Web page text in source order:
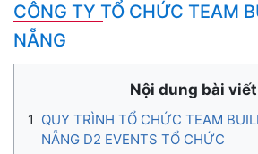
CÔNG TY TỔ CHỨC TEAM
NẴNG
Nội dung bài viết
QUY TRÌNH TỔ CHỨC TEAM
NẴNG D2 EVENTS TỔ CHỨC